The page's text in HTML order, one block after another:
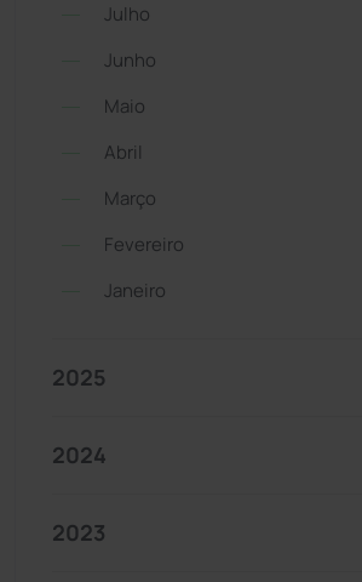
Julho
Junho
Maio
Abril
Março
Fevereiro
Janeiro
2025
2024
2023